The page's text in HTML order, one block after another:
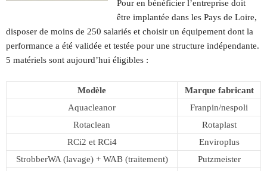
Pour en bénéficier l’entreprise doit
être implantée dans les Pays de Loire,
disposer de moins de 250 salariés et choisir un équipement dont la
performance a été validée et testée pour une structure indépendante.
5 matériels sont aujourd’hui éligibles :
Modèle
Marque fabricant
Aquacleanor
Franpin/nespoli
Rotaclean
Rotaplast
RCi2 et RCi4
Enviroplus
StrobberWA (lavage) + WAB (traitement)
Putzmeister